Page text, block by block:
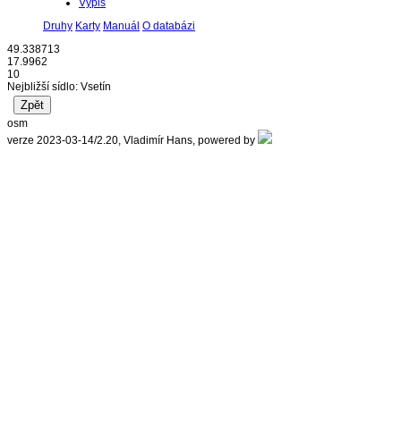
Výpis
Druhy Karty Manuál O databázi
49.338713
17.9962
10
Nejbližší sídlo: Vsetín
osm
verze 2023-03-14/2.20, Vladimír Hans, powered by